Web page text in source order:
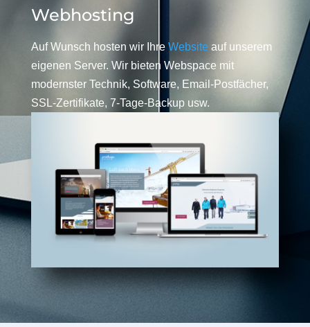
Webhosting
Auf Wunsch hosten wir Ihre Website auf unserem
eigenen Server. Wir bieten Webspace mit
modernster Technik, Software, Email-Postfächer,
SSL-Zertifikate, 7-Tage-Backup usw.